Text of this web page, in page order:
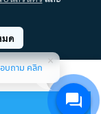
ด
by MWE
บถาม คลิก